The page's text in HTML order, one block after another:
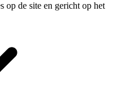
op de site en gericht op het